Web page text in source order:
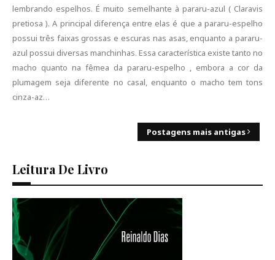
lembrando espelhos. É muito semelhante à pararu-azul ( Claravis
pretiosa ). A principal diferença entre elas é que a pararu-espelho
possui três faixas grossas e escuras nas asas, enquanto a pararu-
azul possui diversas manchinhas. Essa característica existe tanto no
macho quanto na fêmea da pararu-espelho , embora a cor da
plumagem seja diferente no casal, enquanto o macho tem tons
cinza-az…
Postagens mais antigas
Leitura De Livro